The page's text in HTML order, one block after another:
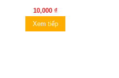
10,000 ₫
Xem tiếp